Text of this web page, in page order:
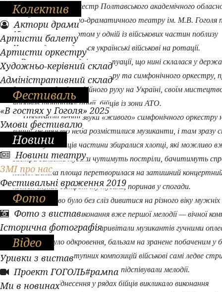
Колектив
Актори драми
Артисти балету
Артисти оркестру
Художньо-керівний склад
Адміністративний склад
Фестиваль
«В гостях у Гоголя» 2025
Умови фестивалю
Новини
Новини театру
ЗМІ про нас
Фестивальні враження 2019
Фото
Фото з вистав
Історична фотографія
Відео
Уривки з вистав
Проект ГОГОЛЬ#рампа
Ми в новинах
Симфонічний оркестр Полтавського академічного
українського-музично-драматичного театру ім. М.В. Гоголя
15 жовтня з концертом у одній із військових частин поблизу
Чугуєва, де знаходяться українські військові на ротації.
Враховуючи складність ситуації, що нині склалася у
колектив полтавського театру та симфонічного оркестру,
долучитися до благодійного руху на Україні, своїм
надавав підтримку армії, бійців із зони АТО.
Пролунали перші звуки «живого» симфонічного оркестру
плацу, де просто неба розмістилися музиканти, і там зразу
людно. З усіх кінців частини збиралися хлопці, які можливо
завтра замість музики чутимуть постріли, бачитимуть
пекло. Велика площа перетворилася на затишний
кожен слухав симфонічну музика, поринав у спогади.
Не можливо було без сліз дивитися на різного віку мужніх
чоловіків, які після виконання вже першої мелодії — вічної
М. Скорика — піднялися і привітали музикантів гучними
Для них це було одкровення, бальзам на зранене побаченим у
серце. Під час наступних композицій військові самі ледве
сльози, давали волю почуттям, підспівували мелодії.
Особливе піднесення у рядах бійців викликало виконання